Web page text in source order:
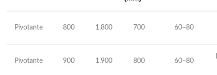
Pivotante 800 1.800 700 60–80
Pivotante 900 1.900 800 60–80